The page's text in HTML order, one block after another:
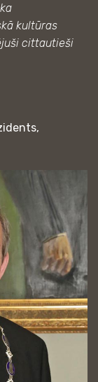
kultūras
cittautieši